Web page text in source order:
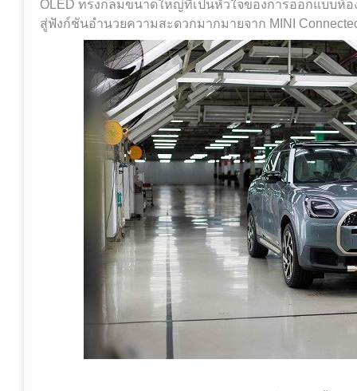
OLED ทรงกลมขนาดใหญ่ที่เป็นหัวใจของการออกแบบห้อ
สู่ฟังก์ชันอำนวยความสะดวกมากมายจาก MINI